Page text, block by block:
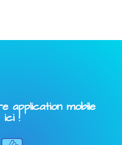
application mobile
ici !